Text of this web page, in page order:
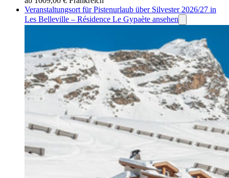
Veranstaltungsort für Pistenurlaub über Silvester 2026/27 in
Les Belleville – Résidence Le Gypaète ansehen